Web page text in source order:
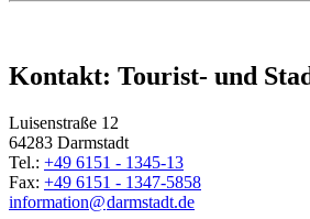
Kontakt: Tourist- und
Luisenstraße 12
64283 Darmstadt
Tel.: +49 6151 - 1345-13
Fax: +49 6151 - 1347-5858
information@darmstadt.de